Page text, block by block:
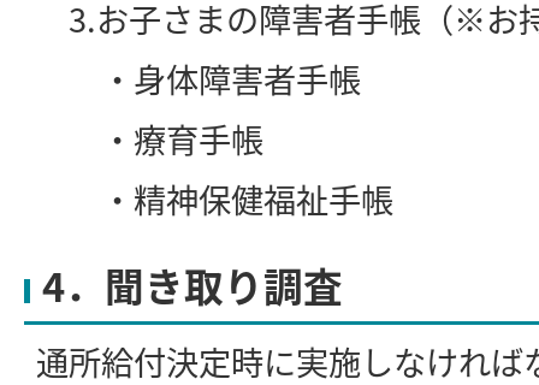
3.お子さまの障害者手帳（※お
・身体障害者手帳
・療育手帳
・精神保健福祉手帳
4．聞き取り調査
通所給付決定時に実施しなければ